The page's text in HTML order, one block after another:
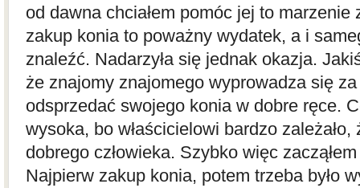
od dawna chciałem pomóc jej to
zakup konia to poważny wydatek, a i
znaleźć. Nadarzyła się jednak okazja.
że znajomy znajomego wyprowadza się
odsprzedać swojego konia w dobre ręce.
wysoka, bo właścicielowi bardzo zależało,
dobrego człowieka. Szybko więc
Najpierw zakup konia, potem trzeba było